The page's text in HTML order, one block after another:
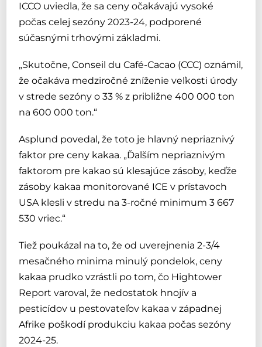
ICCO uviedla, že sa ceny očakávajú vysoké
počas celej sezóny 2023-24, podporené
súčasnými trhovými základmi.
„Skutočne, Conseil du Café-Cacao (CCC) oznámil,
že očakáva medziročné zníženie veľkosti úrody
v strede sezóny o 33 % z približne 400 000 ton
na 600 000 ton.“
Asplund povedal, že toto je hlavný nepriaznivý
faktor pre ceny kakaa. „Ďalším nepriaznivým
faktorom pre kakao sú klesajúce zásoby, keďže
zásoby kakaa monitorované ICE v prístavoch
USA klesli v stredu na 3-ročné minimum 3 667
530 vriec.“
Tiež poukázal na to, že od uverejnenia 2-3/4
mesačného minima minulý pondelok, ceny
kakaa prudko vzrástli po tom, čo Hightower
Report varoval, že nedostatok hnojív a
pesticídov u pestovateľov kakaa v západnej
Afrike poškodí produkciu kakaa počas sezóny
2024-25.